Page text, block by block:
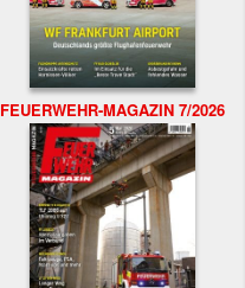
FEUERWEHR-MAGAZIN 7/2026